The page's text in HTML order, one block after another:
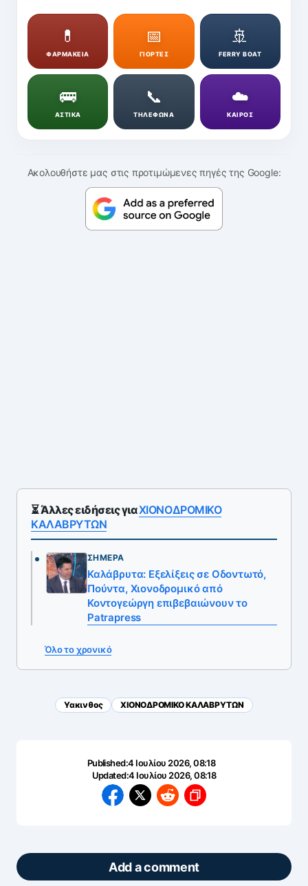
💊
ΦΑΡΜΑΚΕΙΑ
📅
ΓΙΟΡΤΕΣ
🚢
FERRY BOAT
🚌
ΑΣΤΙΚΑ
📞
ΤΗΛΕΦΩΝΑ
☁️
ΚΑΙΡΟΣ
Ακολουθήστε μας στις προτιμώμενες πηγές της Google:
⏳ Άλλες ειδήσεις γιαΧΙΟΝΟΔΡΟΜΙΚΟ
ΚΑΛΑΒΡΥΤΩΝ
ΣΉΜΕΡΑ
Καλάβρυτα: Εξελίξεις σε Οδοντωτό,
Πούντα, Χιονοδρομικό από
Κοντογεώργη επιβεβαιώνουν το
Patrapress
Όλο το χρονικό
Υακινθος ΧΙΟΝΟΔΡΟΜΙΚΟ ΚΑΛΑΒΡΥΤΩΝ
Published:4 Ιουλίου 2026, 08:18
Updated:4 Ιουλίου 2026, 08:18
Add a comment